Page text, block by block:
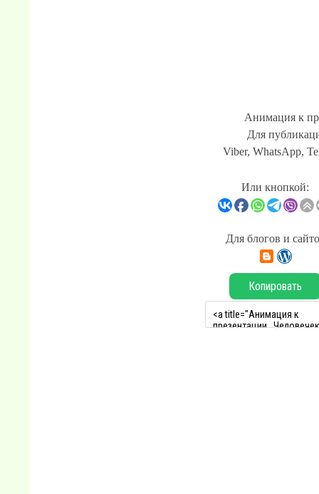
Анимация к
Для
Viber, WhatsApp,
Или кнопкой:
Для блогов и
Копировать